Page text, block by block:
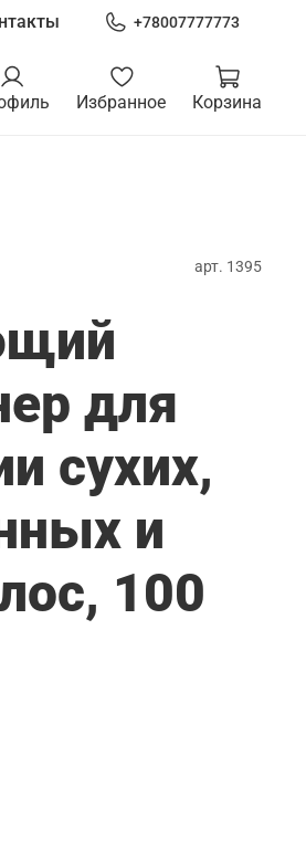
+78007777773
Избранное Корзина
арт. 1395
для
сухих,
и
100